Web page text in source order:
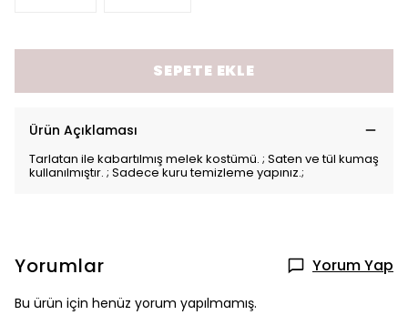
SEPETE EKLE
Ürün Açıklaması
Tarlatan ile kabartılmış melek kostümü. ; Saten ve tül kumaş
kullanılmıştır. ; Sadece kuru temizleme yapınız.;
Yorumlar Yorum Yap
Bu ürün için henüz yorum yapılmamış.